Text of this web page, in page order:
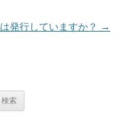
発行していますか？ →